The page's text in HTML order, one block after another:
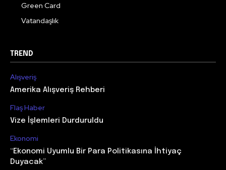
Green Card
Vatandaşlık
TREND
Alışveriş
Amerika Alışveriş Rehberi
Flaş Haber
Vize İşlemleri Durduruldu
Ekonomi
“Ekonomi Uyumlu Bir Para Politikasına İhtiyaç
Duyacak”